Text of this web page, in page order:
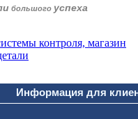
большого успеха
Информация для